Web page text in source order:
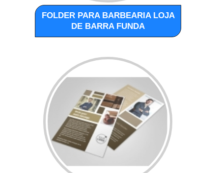
FOLDER PARA BARBEARIA LOJA
DE BARRA FUNDA